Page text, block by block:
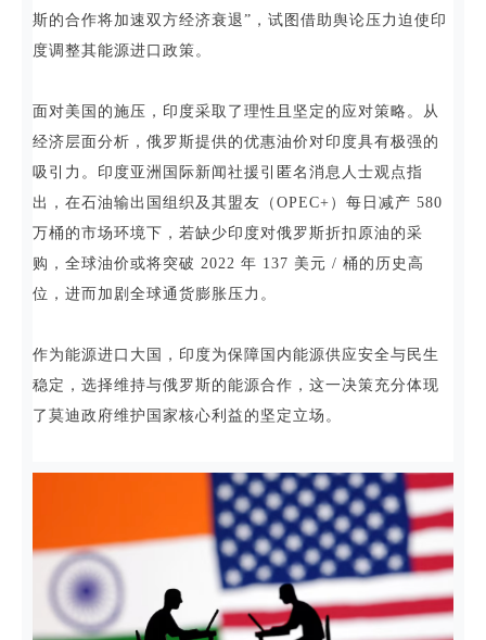
斯的合作将加速双方经济衰退”，试图借助舆论压力迫使印
度调整其能源进口政策。
面对美国的施压，印度采取了理性且坚定的应对策略。从
经济层面分析，俄罗斯提供的优惠油价对印度具有极强的
吸引力。印度亚洲国际新闻社援引匿名消息人士观点指
出，在石油输出国组织及其盟友（OPEC+）每日减产 580
万桶的市场环境下，若缺少印度对俄罗斯折扣原油的采
购，全球油价或将突破 2022 年 137 美元 / 桶的历史高
位，进而加剧全球通货膨胀压力。
作为能源进口大国，印度为保障国内能源供应安全与民生
稳定，选择维持与俄罗斯的能源合作，这一决策充分体现
了莫迪政府维护国家核心利益的坚定立场。